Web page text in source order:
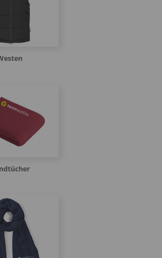
Service-Gruppe ist essenziell und kann